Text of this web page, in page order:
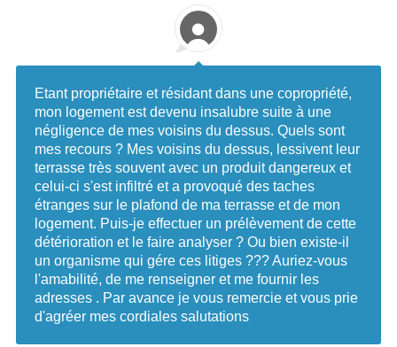
Etant propriétaire et résidant dans une copropriété,
mon logement est devenu insalubre suite à une
négligence de mes voisins du dessus. Quels sont
mes recours ? Mes voisins du dessus, lessivent leur
terrasse très souvent avec un produit dangereux et
celui-ci s'est infiltré et a provoqué des taches
étranges sur le plafond de ma terrasse et de mon
logement. Puis-je effectuer un prélèvement de cette
détérioration et le faire analyser ? Ou bien existe-il
un organisme qui gére ces litiges ??? Auriez-vous
l'amabilité, de me renseigner et me fournir les
adresses . Par avance je vous remercie et vous prie
d'agréer mes cordiales salutations